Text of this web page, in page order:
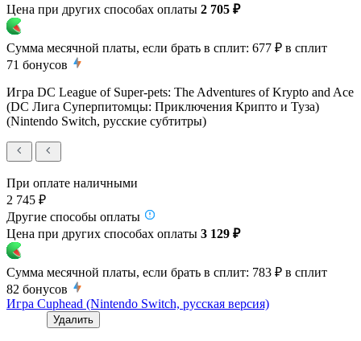
Цена при других способах оплаты 2 705 ₽
Сумма месячной платы, если брать в сплит: 677 ₽ в сплит
71 бонусов
Игра DC League of Super-pets: The Adventures of Krypto and Ace
(DC Лига Суперпитомцы: Приключения Крипто и Туза)
(Nintendo Switch, русские субтитры)
При оплате наличными
2 745 ₽
Другие способы оплаты
Цена при других способах оплаты 3 129 ₽
Сумма месячной платы, если брать в сплит: 783 ₽ в сплит
82 бонусов
Игра Cuphead (Nintendo Switch, русская версия)
Удалить